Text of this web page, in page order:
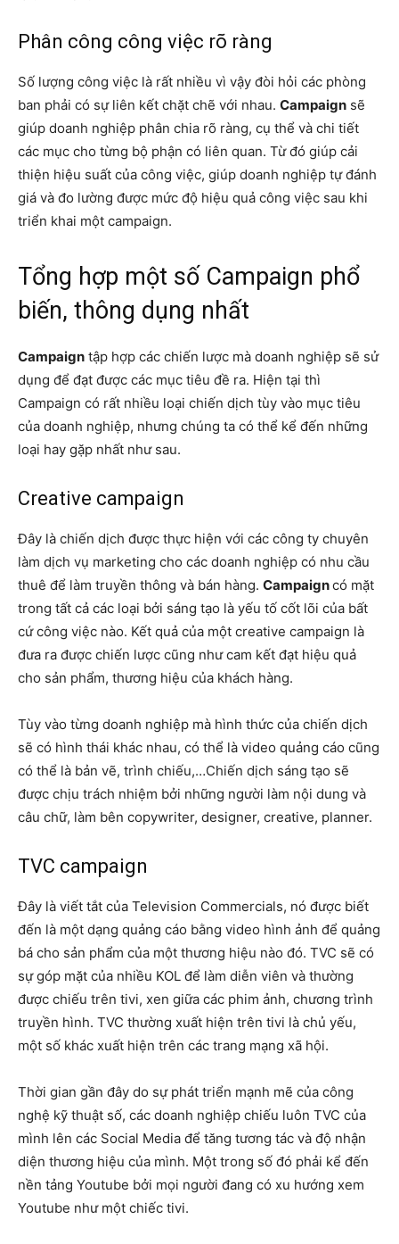
Phân công công việc rõ ràng
Số lượng công việc là rất nhiều vì vậy đòi hỏi các phòng
ban phải có sự liên kết chặt chẽ với nhau. Campaign sẽ
giúp doanh nghiệp phân chia rõ ràng, cụ thể và chi tiết
các mục cho từng bộ phận có liên quan. Từ đó giúp cải
thiện hiệu suất của công việc, giúp doanh nghiệp tự đánh
giá và đo lường được mức độ hiệu quả công việc sau khi
triển khai một campaign.
Tổng hợp một số Campaign phổ
biến, thông dụng nhất
Campaign tập hợp các chiến lược mà doanh nghiệp sẽ sử
dụng để đạt được các mục tiêu đề ra. Hiện tại thì
Campaign có rất nhiều loại chiến dịch tùy vào mục tiêu
của doanh nghiệp, nhưng chúng ta có thể kể đến những
loại hay gặp nhất như sau.
Creative campaign
Đây là chiến dịch được thực hiện với các công ty chuyên
làm dịch vụ marketing cho các doanh nghiệp có nhu cầu
thuê để làm truyền thông và bán hàng. Campaigncó mặt
trong tất cả các loại bởi sáng tạo là yếu tố cốt lõi của bất
cứ công việc nào. Kết quả của một creative campaign là
đưa ra được chiến lược cũng như cam kết đạt hiệu quả
cho sản phẩm, thương hiệu của khách hàng.
Tùy vào từng doanh nghiệp mà hình thức của chiến dịch
sẽ có hình thái khác nhau, có thể là video quảng cáo cũng
có thể là bản vẽ, trình chiếu,…Chiến dịch sáng tạo sẽ
được chịu trách nhiệm bởi những người làm nội dung và
câu chữ, làm bên copywriter, designer, creative, planner.
TVC campaign
Đây là viết tắt của Television Commercials, nó được biết
đến là một dạng quảng cáo bằng video hình ảnh để quảng
bá cho sản phẩm của một thương hiệu nào đó. TVC sẽ có
sự góp mặt của nhiều KOL để làm diễn viên và thường
được chiếu trên tivi, xen giữa các phim ảnh, chương trình
truyền hình. TVC thường xuất hiện trên tivi là chủ yếu,
một số khác xuất hiện trên các trang mạng xã hội.
Thời gian gần đây do sự phát triển mạnh mẽ của công
nghệ kỹ thuật số, các doanh nghiệp chiếu luôn TVC của
mình lên các Social Media để tăng tương tác và độ nhận
diện thương hiệu của mình. Một trong số đó phải kể đến
nền tảng Youtube bởi mọi người đang có xu hướng xem
Youtube như một chiếc tivi.